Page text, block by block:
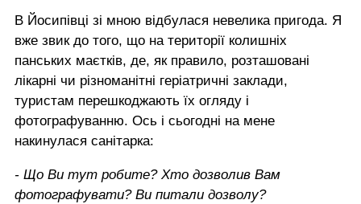
В Йосипівці зі мною відбулася невелика пригода. Я
вже звик до того, що на території колишніх
панських маєтків, де, як правило, розташовані
лікарні чи різноманітні геріатричні заклади,
туристам перешкоджають їх огляду і
фотографуванню. Ось і сьогодні на мене
накинулася санітарка:
- Що Ви тут робите? Хто дозволив Вам
фотографувати? Ви питали дозволу?